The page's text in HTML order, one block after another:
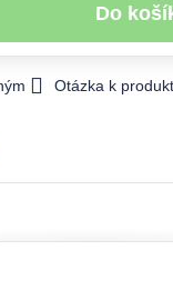
Do
Otázka k